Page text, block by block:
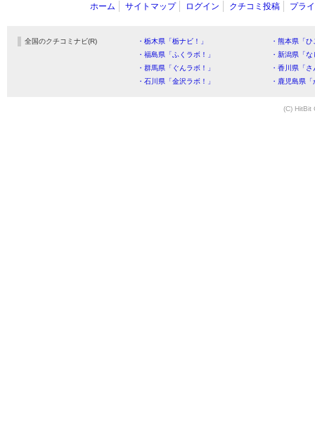
ホーム サイトマップ ログイン クチコミ投稿 プラ
全国のクチコミナビ(R) ・栃木県「栃ナビ！」
・熊本県「
・福島県「ふくラボ！」
・新潟県「
・群馬県「ぐんラボ！」
・香川県「
・石川県「金沢ラボ！」
・鹿児島県
(C) HitBit